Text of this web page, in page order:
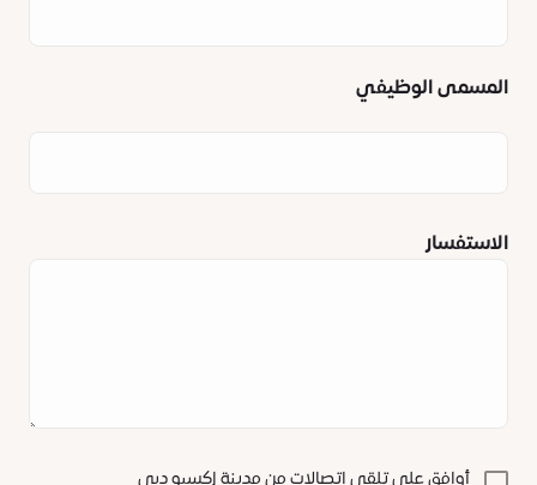
المسمى الوظيفي
الاستفسار
أوافق على تلقي اتصالات من مدينة إكسبو دبي